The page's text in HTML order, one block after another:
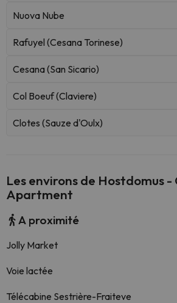
Nuova Nube
Rafuyel (Cesana Torinese)
Cesana (San Sicario)
Col Boeuf (Claviere)
Clotes (Sauze d'Oulx)
Les environs de Hostdomus -
Apartment
A proximité
Jolly Market
Voie lactée
Télécabine Sestrière-Fraiteve